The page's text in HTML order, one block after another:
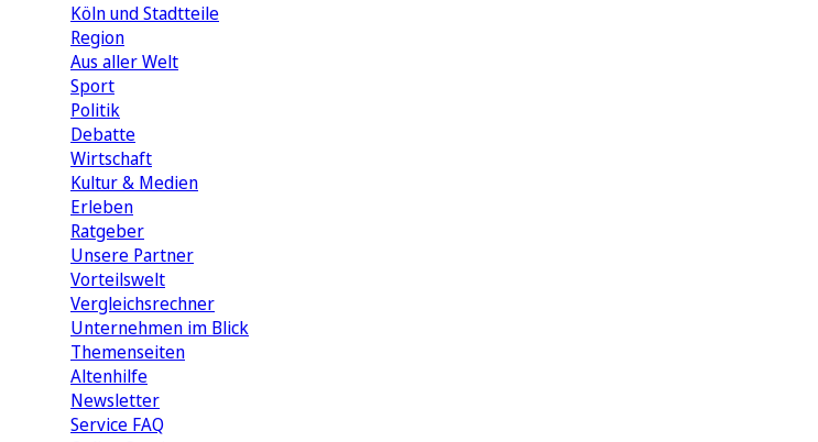
Köln und Stadtteile
Region
Aus aller Welt
Sport
Politik
Debatte
Wirtschaft
Kultur & Medien
Erleben
Ratgeber
Unsere Partner
Vorteilswelt
Vergleichsrechner
Unternehmen im Blick
Themenseiten
Altenhilfe
Newsletter
Service FAQ